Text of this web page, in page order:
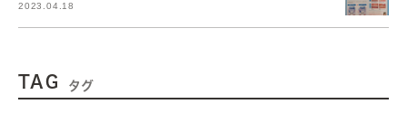
2023.04.18
TAG タグ